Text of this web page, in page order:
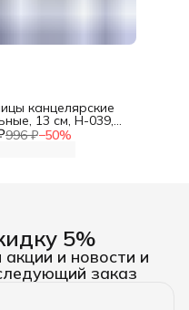
996 ₽−50%
канцелярские
13 см, Н-039,
металлист
5%
и новости и
заказ